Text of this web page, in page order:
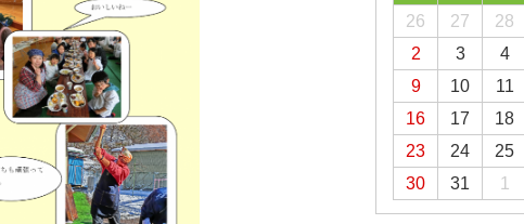
26
27 28
2
3 4
9
10 11
16
17 18
23
24 25
30
31 1